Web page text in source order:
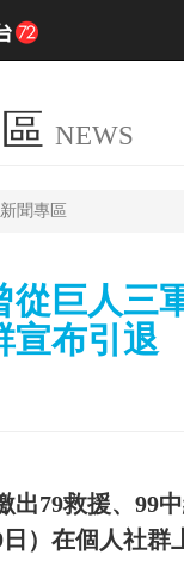
NEWS
新聞專區
從巨人三
宣布引退
出79救援、99
）在個人社群